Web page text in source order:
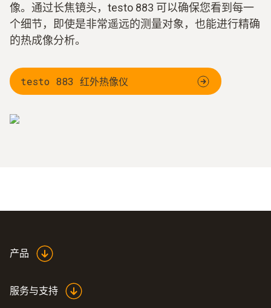
像。通过长焦镜头，testo 883 可以确保您看到每一
个细节，即使是非常遥远的测量对象，也能进行精确
的热成像分析。
testo 883 红外热像仪
产品
服务与支持